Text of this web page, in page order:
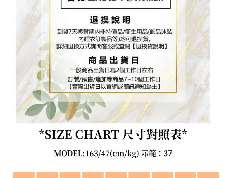
４．使用「AFTEE先享後付」時，將依據個別帳號之用戶狀況，依本公司即
時審查核予不同之上限額度；若仍有額度不足之情形，本公司將視審查結果
請求用戶進行身份認證。
５．嚴禁一人註冊多個帳號或使用他人資訊註冊。若發現惡意使用之情形，
恩沛科技股份有限公司將有權停止該用戶之使用額度並採取法律行動。